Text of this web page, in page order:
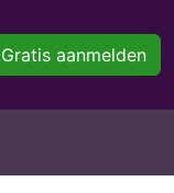
Gratis aanmelden